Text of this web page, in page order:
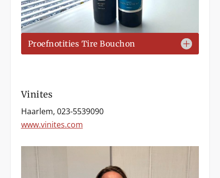
Proefnotities Tire Bouchon
Vinites
Haarlem, 023-5539090
www.vinites.com